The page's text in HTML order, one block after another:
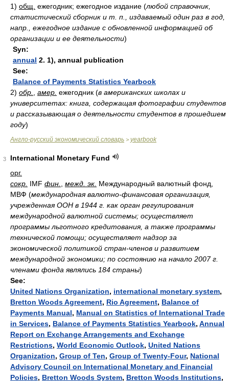
1) общ. ежегодник; ежегодное издание (любой справочник,
статистический сборник и т. п., издаваемый один раз в год,
напр., ежегодное издание с обновленной информацией об
организации и ее деятельности)
Syn:
annual 2. 1), annual publication
See:
Balance of Payments Statistics Yearbook
2) обр. амер. ежегодник (в американских школах и
университетах: книга, содержащая фотографии студентов
и рассказывающая о деятельности студентов в прошедшем
году)
Англо-русский экономический словарь > yearbook
3
International Monetary Fund
орг.
сокр. IMF фин. межд. эк. Международный валютный фонд,
МВФ (международная валютно-финансовая организация,
учрежденная ООН в 1944 г. как орган регулирования
международной валютной системы; осуществляет
программы льготного кредитования, а также программы
технической помощи; осуществляет надзор за
экономической политикой стран-членов и развитием
международной экономики; по состоянию на начало 2007 г.
членами фонда являлись 184 страны)
See:
United Nations Organization, international monetary system,
Bretton Woods Agreement, Rio Agreement, Balance of
Payments Manual, Manual on Statistics of International Trade
in Services, Balance of Payments Statistics Yearbook, Annual
Report on Exchange Arrangements and Exchange
Restrictions, World Economic Outlook, United Nations
Organization, Group of Ten, Group of Twenty-Four, National
Advisory Council on International Monetary and Financial
Policies, Bretton Woods System, Bretton Woods Institutions,